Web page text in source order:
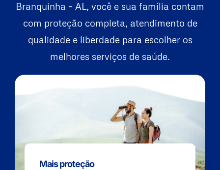
Branquinha – AL, você e sua família contam
com proteção completa, atendimento de
qualidade e liberdade para escolher os
melhores serviços de saúde.
Mais proteção